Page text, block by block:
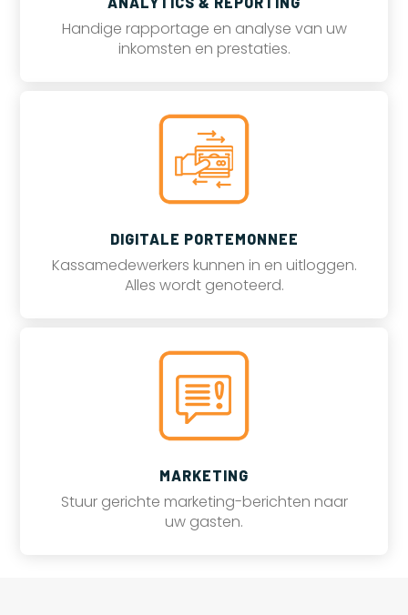
Handige rapportage en analyse van uw
inkomsten en prestaties.
DIGITALE PORTEMONNEE
Kassamedewerkers kunnen in en uitloggen.
Alles wordt genoteerd.
MARKETING
Stuur gerichte marketing-berichten naar
uw gasten.